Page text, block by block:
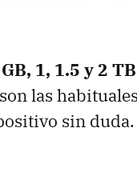
1, 1.5 y 2 TB
las
sin duda.